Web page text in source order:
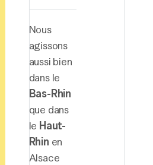
Nous
agissons
aussi bien
dans le
Bas-Rhin
que dans
le Haut-
Rhin en
Alsace